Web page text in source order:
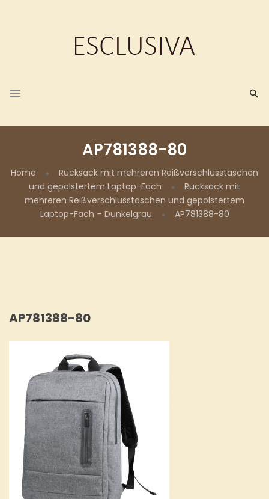
AP781388-80
Home
Rucksack mit mehreren Reißverschlusstaschen
und gepolstertem Laptop-Fach
Rucksack mit
mehreren Reißverschlusstaschen und gepolstertem
Laptop-Fach – Dunkelgrau
AP781388-80
AP781388-80